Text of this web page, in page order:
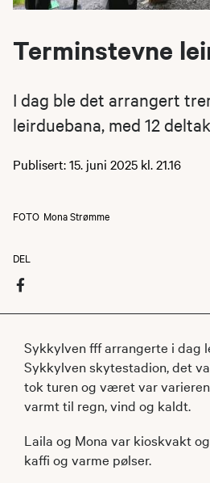
Terminstevne
I dag ble det arrangert
leirduebana, med 12
Publisert: 15. juni 2025 kl. 21.16
FOTO Mona Strømme
DEL
Sykkylven fff arrangerte i dag
Sykkylven skytestadion, det
tok turen og været var
varmt til regn, vind og kaldt.
Laila og Mona var kioskvakt
kaffi og varme pølser.